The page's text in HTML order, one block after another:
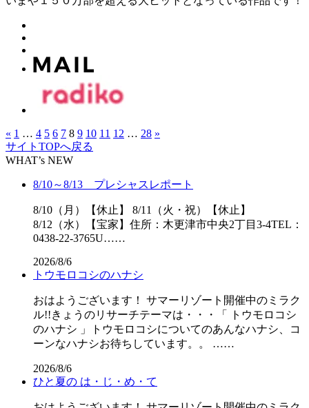
« 1 … 4 5 6 7 8 9 10 11 12 … 28 »
サイトTOPへ戻る
WHAT’s NEW
8/10～8/13 プレシャスレポート
8/10（月）【休止】 8/11（火・祝）【休止】
8/12（水）【宝家】住所：木更津市中央2丁目3-4TEL：
0438-22-3765U……
2026/8/6
トウモロコシのハナシ
おはようございます！ サマーリゾート開催中のミラク
ル!!きょうのリサーチテーマは・・・「 トウモロコシ
のハナシ 」トウモロコシについてのあんなハナシ、コ
ーンなハナシお待ちしています。。 ……
2026/8/6
ひと夏の は・じ・め・て